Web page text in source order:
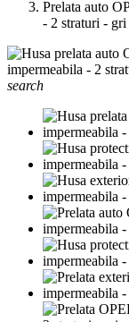
Prelata auto
- 2 straturi - gri
search